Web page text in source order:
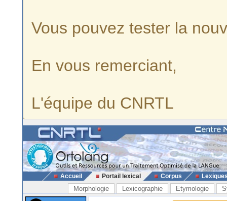
Vous pouvez tester la
En vous remerciant,
L'équipe du CNRTL
Accueil Portail lexical Corpus
Morphologie Lexicographie Etymologie